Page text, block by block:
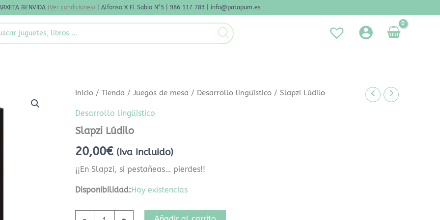
BENVIDA (Ver condiciones) | Alfonso X El Sabio N°5 | 986 117 783 | info@patapum.es
Inicio /Tienda /Juegos de mesa / Desarrollo lingüístico / Slapzi Lúdilo
Desarrollo lingüístico
Slapzi Lúdilo
20,00€ (Iva incluido)
¡¡En Slapzi, si pestañeas… pierdes!!
Disponibilidad: Hay existencias
Slapzi
cantidad